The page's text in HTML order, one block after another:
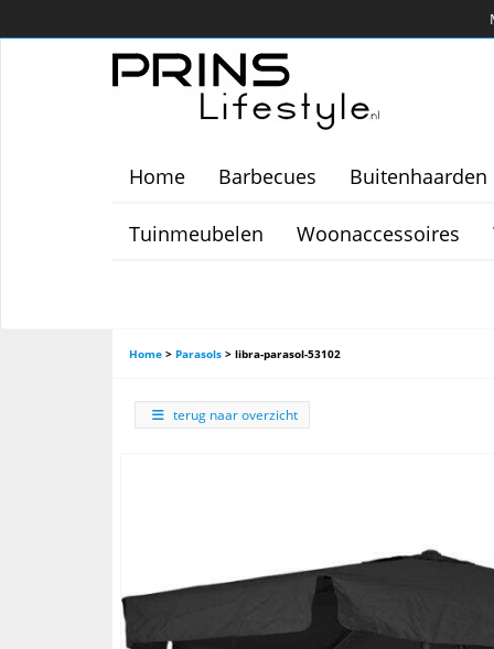
Home Barbecues Buitenhaarden
Tuinmeubelen Woonaccessoires
Home > Parasols > libra-parasol-53102
terug naar overzicht